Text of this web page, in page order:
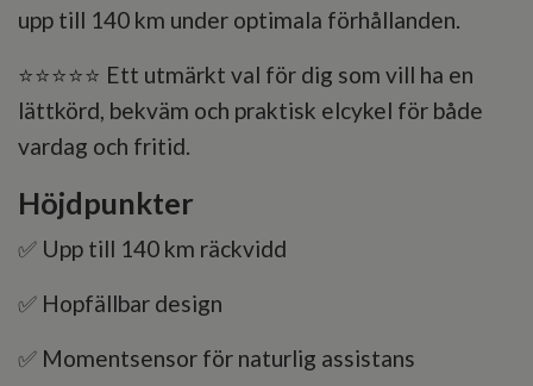
upp till 140 km under optimala förhållanden.
⭐⭐⭐⭐⭐ Ett utmärkt val för dig som vill ha en
lättkörd, bekväm och praktisk elcykel för både
vardag och fritid.
Höjdpunkter
✅ Upp till 140 km räckvidd
✅ Hopfällbar design
✅ Momentsensor för naturlig assistans